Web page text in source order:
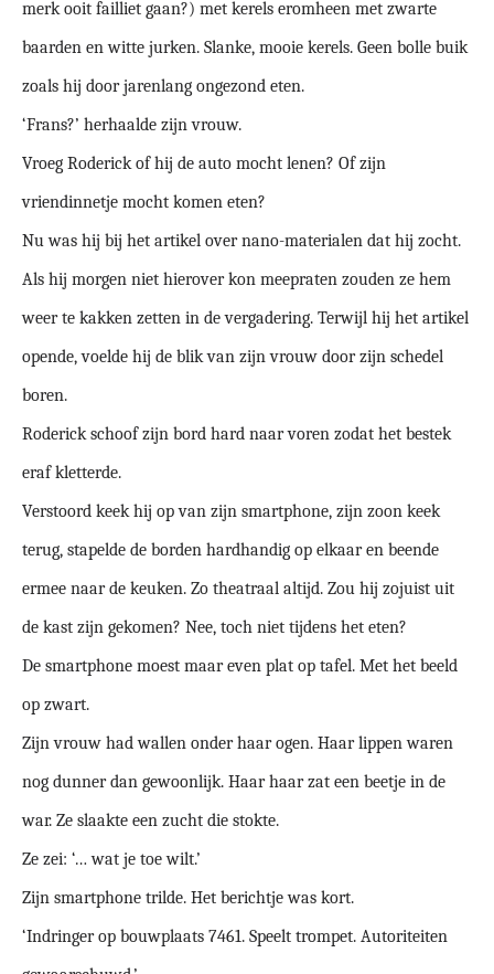
merk ooit failliet gaan?) met kerels eromheen met zwarte
baarden en witte jurken. Slanke, mooie kerels. Geen bolle buik
zoals hij door jarenlang ongezond eten.
‘Frans?’ herhaalde zijn vrouw.
Vroeg Roderick of hij de auto mocht lenen? Of zijn
vriendinnetje mocht komen eten?
Nu was hij bij het artikel over nano-materialen dat hij zocht.
Als hij morgen niet hierover kon meepraten zouden ze hem
weer te kakken zetten in de vergadering. Terwijl hij het artikel
opende, voelde hij de blik van zijn vrouw door zijn schedel
boren.
Roderick schoof zijn bord hard naar voren zodat het bestek
eraf kletterde.
Verstoord keek hij op van zijn smartphone, zijn zoon keek
terug, stapelde de borden hardhandig op elkaar en beende
ermee naar de keuken. Zo theatraal altijd. Zou hij zojuist uit
de kast zijn gekomen? Nee, toch niet tijdens het eten?
De smartphone moest maar even plat op tafel. Met het beeld
op zwart.
Zijn vrouw had wallen onder haar ogen. Haar lippen waren
nog dunner dan gewoonlijk. Haar haar zat een beetje in de
war. Ze slaakte een zucht die stokte.
Ze zei: ‘… wat je toe wilt.’
Zijn smartphone trilde. Het berichtje was kort.
‘Indringer op bouwplaats 7461. Speelt trompet. Autoriteiten